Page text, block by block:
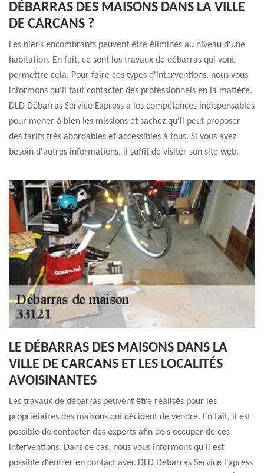
DÉBARRAS DES MAISONS DANS LA VILLE
DE CARCANS ?
Les biens encombrants peuvent être éliminés au niveau d'une
habitation. En fait, ce sont les travaux de débarras qui vont
permettre cela. Pour faire ces types d'interventions, nous vous
informons qu'il faut contacter des professionnels en la matière.
DLD Débarras Service Express a les compétences indispensables
pour mener à bien les missions et sachez qu'il peut proposer
des tarifs très abordables et accessibles à tous. Si vous avez
besoin d'autres informations, il suffit de visiter son site web.
LE DÉBARRAS DES MAISONS DANS LA
VILLE DE CARCANS ET LES LOCALITÉS
AVOISINANTES
Les travaux de débarras peuvent être réalisés pour les
propriétaires des maisons qui décident de vendre. En fait, il est
possible de contacter des experts afin de s'occuper de ces
interventions. Dans ce cas, nous vous informons qu'il est
possible d'entrer en contact avec DLD Débarras Service Express